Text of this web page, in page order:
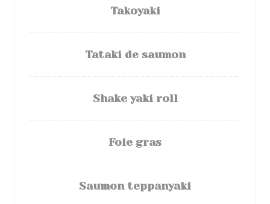
Takoyaki
Tataki de saumon
Shake yaki roll
Foie gras
Saumon teppanyaki